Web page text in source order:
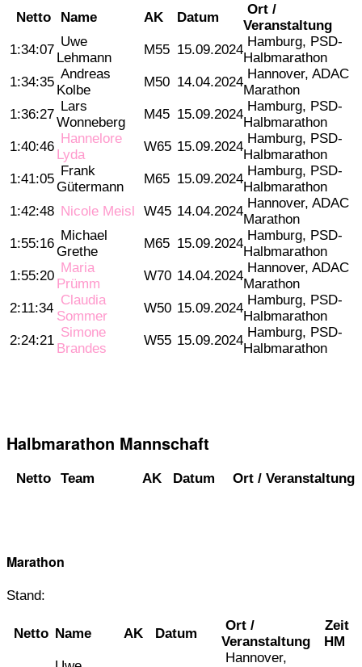
Netto Name AK Datum
Ort /
Veranstaltung
1:34:07
Uwe
Lehmann
M55 15.09.2024
Hamburg, PSD-
Halbmarathon
1:34:35
Andreas
Kolbe
M50 14.04.2024
Hannover, ADAC
Marathon
1:36:27
Lars
Wonneberg
M45 15.09.2024
Hamburg, PSD-
Halbmarathon
1:40:46
Hannelore
Lyda
W65 15.09.2024
Hamburg, PSD-
Halbmarathon
1:41:05
Frank
Gütermann
M65 15.09.2024
Hamburg, PSD-
Halbmarathon
1:42:48 Nicole Meisl W45 14.04.2024
Hannover, ADAC
Marathon
1:55:16
Michael
Grethe
M65 15.09.2024
Hamburg, PSD-
Halbmarathon
1:55:20
Maria
Prümm
W70 14.04.2024
Hannover, ADAC
Marathon
2:11:34
Claudia
Sommer
W50 15.09.2024
Hamburg, PSD-
Halbmarathon
2:24:21
Simone
Brandes
W55 15.09.2024
Hamburg, PSD-
Halbmarathon
Halbmarathon Mannschaft
Netto Team AK Datum Ort / Veranstaltung
Marathon
Stand:
Netto Name AK Datum
Ort /
Veranstaltung
Zeit
HM
Hannover,